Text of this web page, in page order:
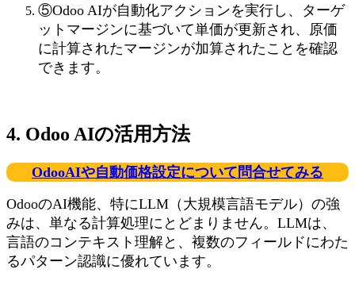
⑤Odoo AIが自動化アクションを実行し、ターゲ
ットマージンに基づいて単価が更新され、原価
に計算されたマージンが加算されたことを確認
できます。
4. Odoo AIの活用方法
OdooAIや自動価格設定について問合せてみる
OdooのAI機能、特にLLM（大規模言語モデル）の強
みは、単なる計算処理にとどまりません。LLMは、
言語のコンテキスト理解と、複数のフィールドにわた
るパターン認識に優れています。